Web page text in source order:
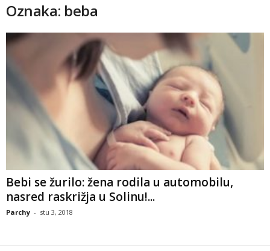
Oznaka: beba
Bebi se žurilo: žena rodila u automobilu,
nasred raskrižja u Solinu!...
Parchy - stu 3, 2018